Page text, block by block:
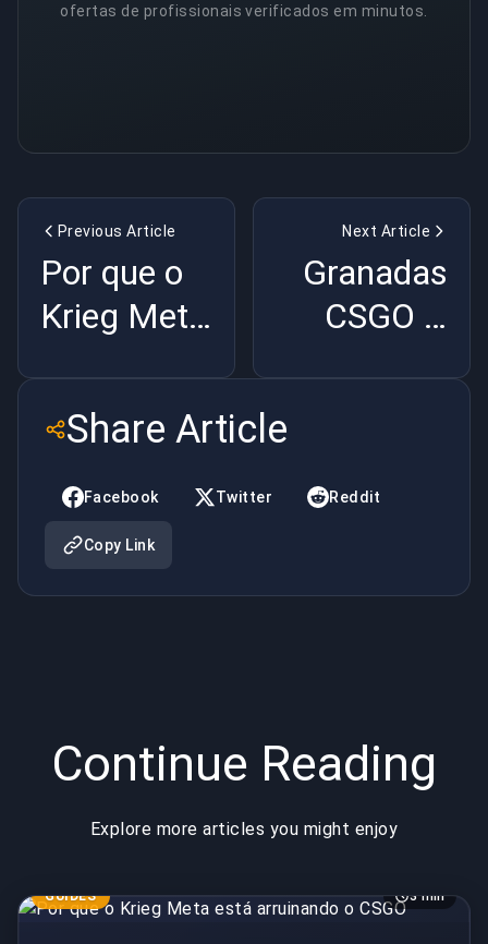
ofertas de profissionais verificados em minutos.
Previous Article
Por que o
Krieg Meta
arruinando
o CSGO
Next Article
Granadas
CSGO –
Share Article
Facebook Twitter Reddit
Copy Link
Continue Reading
Explore more articles you might enjoy
GUIDES 3 min